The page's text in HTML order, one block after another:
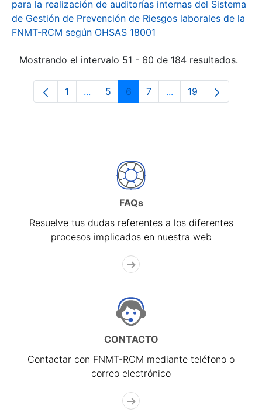
para la realización de auditorías internas del Sistema
de Gestión de Prevención de Riesgos laborales de la
FNMT-RCM según OHSAS 18001
Mostrando el intervalo 51 - 60 de 184 resultados.
Página
1 ...Páginas intermedias Use TAB para
Página
5 Página
6 Página
7 ...Páginas intermedias
Página
19
FAQs
Resuelve tus dudas referentes a los diferentes
procesos implicados en nuestra web
CONTACTO
Contactar con FNMT-RCM mediante teléfono o
correo electrónico